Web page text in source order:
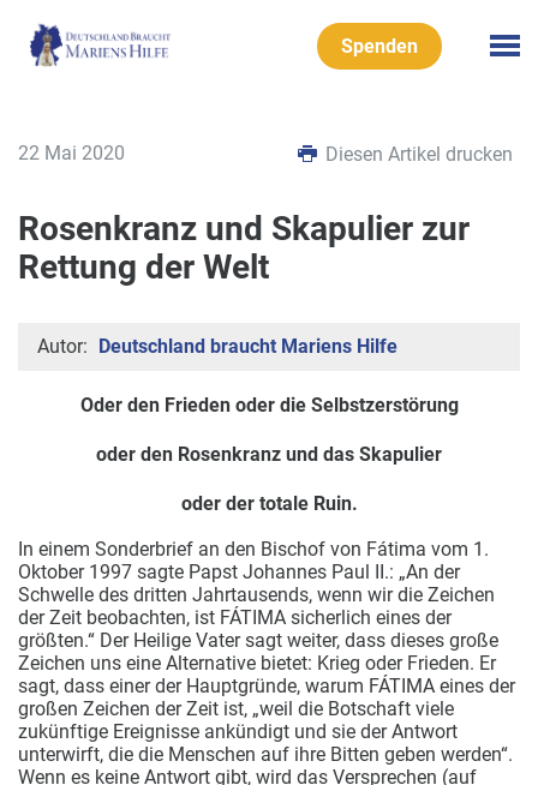
Spenden
22 Mai 2020 Diesen Artikel drucken
Rosenkranz und Skapulier zur
Rettung der Welt
Autor: Deutschland braucht Mariens Hilfe
Oder den Frieden oder die Selbstzerstörung
oder den Rosenkranz und das Skapulier
oder der totale Ruin.
In einem Sonderbrief an den Bischof von Fátima vom 1.
Oktober 1997 sagte Papst Johannes Paul II.: „An der
Schwelle des dritten Jahrtausends, wenn wir die Zeichen
der Zeit beobachten, ist FÁTIMA sicherlich eines der
größten.“ Der Heilige Vater sagt weiter, dass dieses große
Zeichen uns eine Alternative bietet: Krieg oder Frieden. Er
sagt, dass einer der Hauptgründe, warum FÁTIMA eines der
großen Zeichen der Zeit ist, „weil die Botschaft viele
zukünftige Ereignisse ankündigt und sie der Antwort
unterwirft, die die Menschen auf ihre Bitten geben werden“.
Wenn es keine Antwort gibt, wird das Versprechen (auf